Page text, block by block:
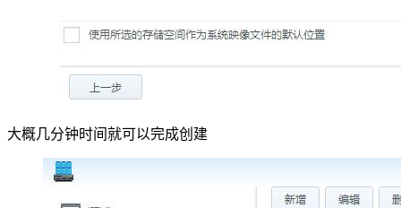
大概几分钟时间就可以完成创建